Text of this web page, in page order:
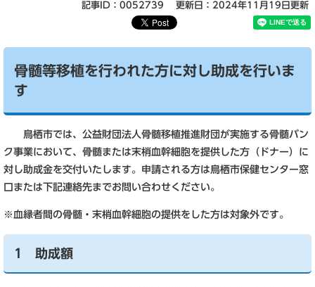
記事ID：0052739 更新日：2024年11月19日更新
骨髄等移植を行われた方に対し助成を行いま
す
鳥栖市では、公益財団法人骨髄移植推進財団が実施する骨髄バン
ク事業において、骨髄または末梢血幹細胞を提供した方（ドナー）に
対し助成金を交付いたします。申請される方は鳥栖市保健センター窓
口または下記連絡先までお問い合わせください。
※血縁者間の骨髄・末梢血幹細胞の提供をした方は対象外です。
1 助成額